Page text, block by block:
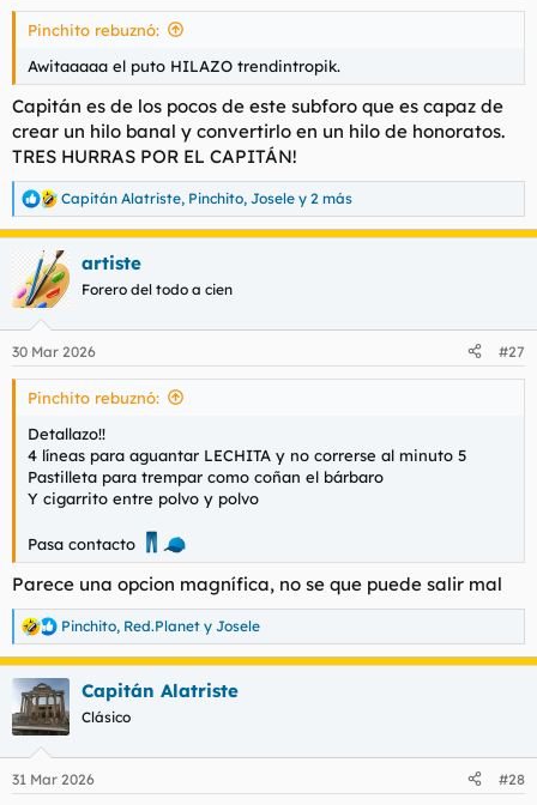
r
d
l
e
m
a
n
i
Pinchito rebuznó:
Awitaaaaa el puto HILAZO trendintropik.
Capitán es de los pocos de este subforo que es capaz de
crear un hilo banal y convertirlo en un hilo de honoratos.
TRES HURRAS POR EL CAPITÁN!
R
e
a
c
i
e
s
Capitán Alatriste, Pinchito, Josele y 2 más
artiste
Forero del todo a cien
30 Mar 2026 #27
Pinchito rebuznó:
Detallazo!!
4 líneas para aguantar LECHITA y no correrse al minuto 5
Pastilleta para trempar como coñan el bárbaro
Y cigarrito entre polvo y polvo
Pasa contacto
Parece una opcion magnífica, no se que puede salir mal
R
e
a
c
c
i
e
Pinchito, Red.Planet y Josele
Capitán Alatriste
Clásico
31 Mar 2026 #28